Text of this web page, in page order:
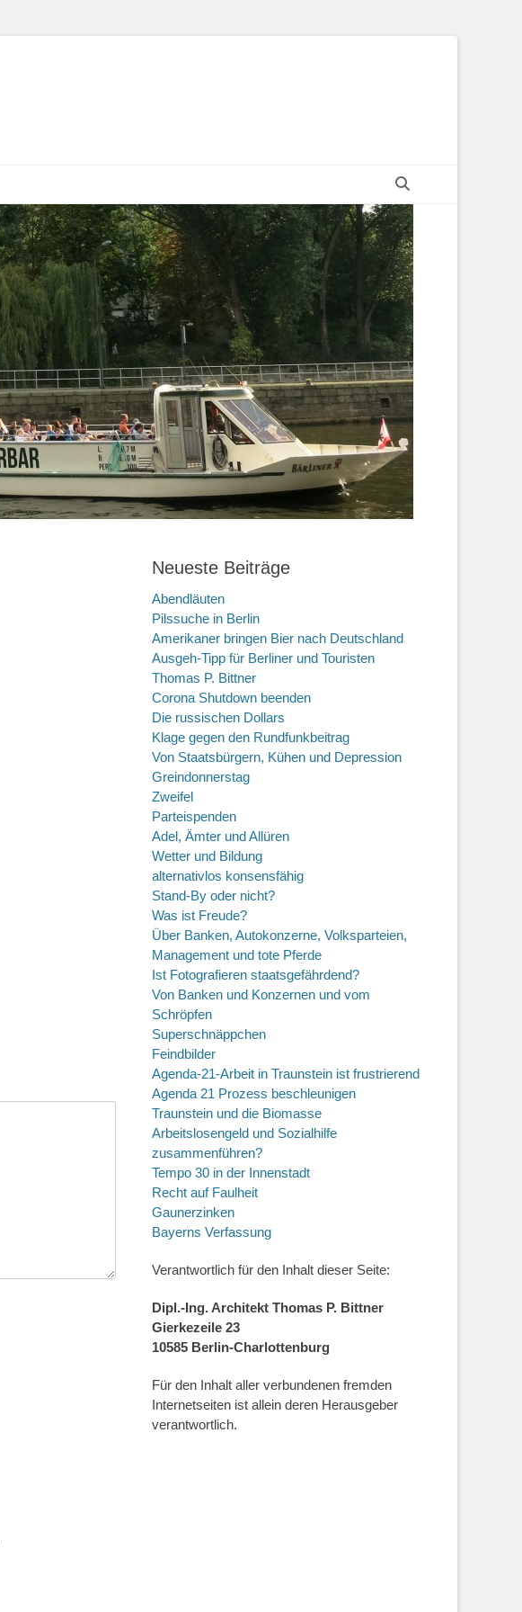
Neueste Beiträge
Abendläuten
Pilssuche in Berlin
Amerikaner bringen Bier nach Deutschland
Ausgeh-Tipp für Berliner und Touristen
Thomas P. Bittner
Corona Shutdown beenden
Die russischen Dollars
Klage gegen den Rundfunkbeitrag
Von Staatsbürgern, Kühen und Depression
Greindonnerstag
Zweifel
Parteispenden
Adel, Ämter und Allüren
Wetter und Bildung
alternativlos konsensfähig
Stand-By oder nicht?
Was ist Freude?
Über Banken, Autokonzerne, Volksparteien,
Management und tote Pferde
Ist Fotografieren staatsgefährdend?
Von Banken und Konzernen und vom
Schröpfen
Superschnäppchen
Feindbilder
Agenda-21-Arbeit in Traunstein ist frustrierend
Agenda 21 Prozess beschleunigen
Traunstein und die Biomasse
Arbeitslosengeld und Sozialhilfe
zusammenführen?
Tempo 30 in der Innenstadt
Recht auf Faulheit
Gaunerzinken
Bayerns Verfassung
Verantwortlich für den Inhalt dieser Seite:
Dipl.-Ing. Architekt Thomas P. Bittner
Gierkezeile 23
10585 Berlin-Charlottenburg
Für den Inhalt aller verbundenen fremden
Internetseiten ist allein deren Herausgeber
verantwortlich.